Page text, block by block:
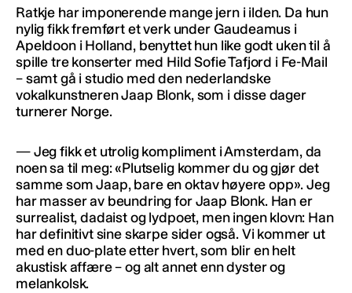
Ratkje har imponerende mange jern i ilden. Da hun
nylig fikk fremført et verk under Gaudeamus i
Apeldoon i Holland, benyttet hun like godt uken til å
spille tre konserter med Hild Sofie Tafjord i Fe-Mail
– samt gå i studio med den nederlandske
vokalkunstneren Jaap Blonk, som i disse dager
turnerer Norge.
— Jeg fikk et utrolig kompliment i Amsterdam, da
noen sa til meg: «Plutselig kommer du og gjør det
samme som Jaap, bare en oktav høyere opp». Jeg
har masser av beundring for Jaap Blonk. Han er
surrealist, dadaist og lydpoet, men ingen klovn: Han
har definitivt sine skarpe sider også. Vi kommer ut
med en duo-plate etter hvert, som blir en helt
akustisk affære – og alt annet enn dyster og
melankolsk.